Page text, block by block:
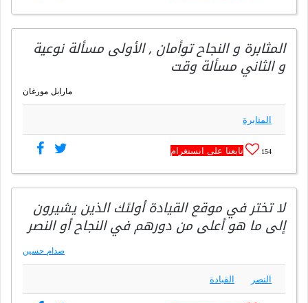
المثابرة و النجاح توأمان , الأولى مسألة نوعية
و الثاني مسألة وقت
مارابل مورغان
المثابرة
154 تابعنا على انستغرام
لا تختر في موقع القيادة أولئك الذين يشيرون
إلى ما هو أعلى من دورهم في النجاح أو النصر
صدام حسين
النصر القيادة